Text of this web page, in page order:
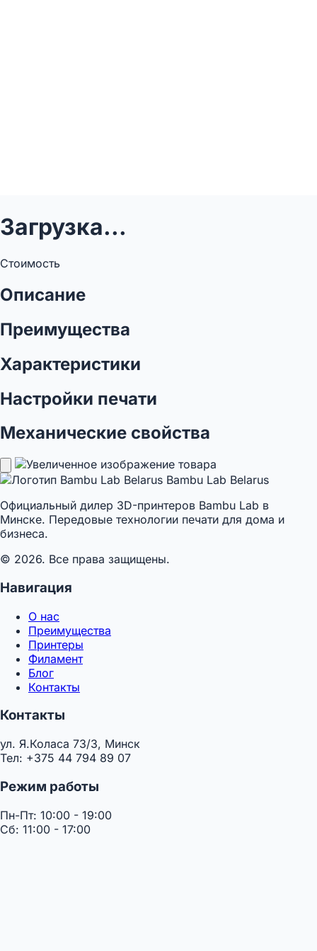
Загрузка...
Стоимость
Описание
Преимущества
Характеристики
Настройки печати
Механические свойства
Bambu Lab Belarus
Официальный дилер 3D-принтеров Bambu Lab в
Минске. Передовые технологии печати для дома и
бизнеса.
© 2026. Все права защищены.
Навигация
О нас
Преимущества
Принтеры
Филамент
Блог
Контакты
Контакты
ул. Я.Коласа 73/3, Минск
Тел: +375 44 794 89 07
Режим работы
Пн-Пт: 10:00 - 19:00
Сб: 11:00 - 17:00